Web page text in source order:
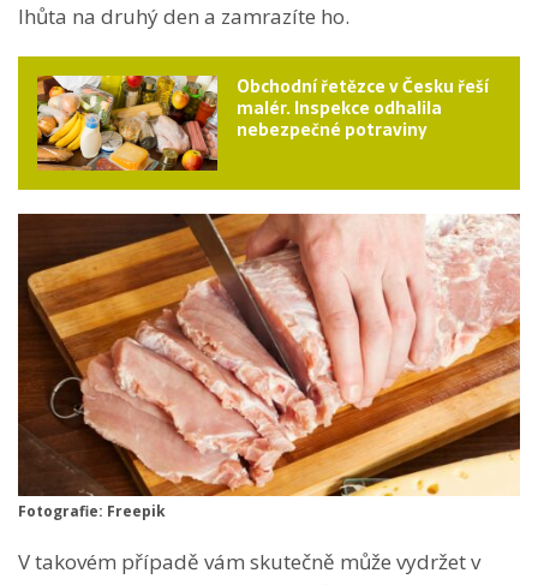
lhůta na druhý den a zamrazíte ho.
Obchodní řetězce v Česku řeší
malér. Inspekce odhalila
nebezpečné potraviny
Fotografie: Freepik
V takovém případě vám skutečně může vydržet v